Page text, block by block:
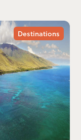
Destinations